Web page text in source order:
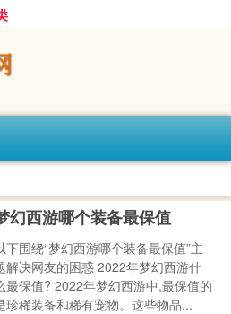
幻西游哪个装备最保值
下围绕“梦幻西游哪个装备最保值”主
解决网友的困惑 2022年梦幻西游什
最保值? 2022年梦幻西游中,最保值的
珍稀装备和稀有宠物。这些物品...